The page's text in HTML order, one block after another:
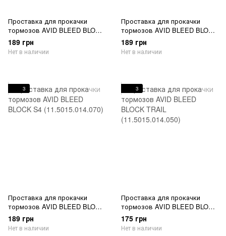
Проставка для прокачки
тормозов AVID BLEED BLOCK
JUICY 08 (11.5015.014.010)
189 грн
Нет в наличии
Проставка для прокачки
тормозов AVID BLEED BLOCK
MONOBLOCK (11.5015.014.080)
189 грн
Нет в наличии
3
Проставка для прокачки
тормозов AVID BLEED BLOCK
S4 (11.5015.014.070)
189 грн
Нет в наличии
3
Проставка для прокачки
тормозов AVID BLEED BLOCK
TRAIL (11.5015.014.050)
175 грн
Нет в наличии